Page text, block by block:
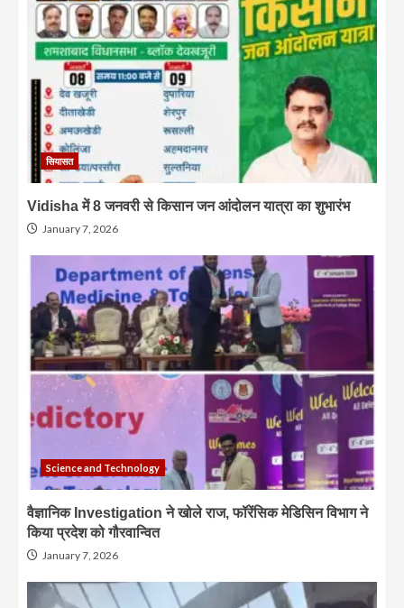
सियासत
Vidisha में 8 जनवरी से किसान जन आंदोलन यात्रा का शुभारंभ
January 7, 2026
Science and Technology
वैज्ञानिक Investigation ने खोले राज, फॉरेंसिक मेडिसिन विभाग ने
किया प्रदेश को गौरवान्वित
January 7, 2026